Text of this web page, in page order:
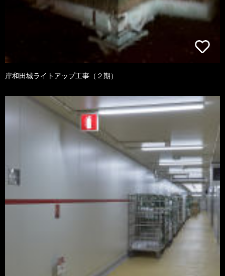
岸和田城ライトアップ工事（２期）